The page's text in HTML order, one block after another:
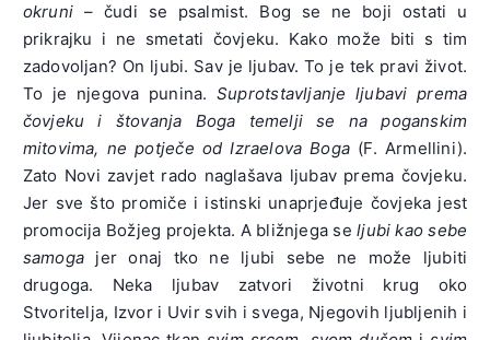
okruni – čudi se psalmist. Bog se ne boji ostati u
prikrajku i ne smetati čovjeku. Kako može biti s tim
zadovoljan? On ljubi. Sav je ljubav. To je tek pravi život.
To je njegova punina.Suprotstavljanje ljubavi prema
čovjeku i štovanja Boga temelji se na poganskim
mitovima, ne potječe od Izraelova Boga (F. Armellini).
Zato Novi zavjet rado naglašava ljubav prema čovjeku.
Jer sve što promiče i istinski unaprjeđuje čovjeka jest
promocija Božjeg projekta. A bližnjega seljubi kao sebe
samoga jer onaj tko ne ljubi sebe ne može ljubiti
drugoga. Neka ljubav zatvori životni krug oko
Stvoritelja, Izvor i Uvir svih i svega, Njegovih ljubljenih i